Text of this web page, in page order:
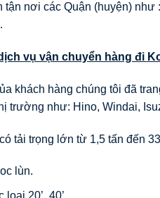
tận nơi các Quận (huyện)
vụ vận chuyển hàng đi
khách hàng chúng tôi đã
trường như: Hino, Windai,
tải trọng lớn từ 1,5 tấn đến
lùn.
20’, 40’